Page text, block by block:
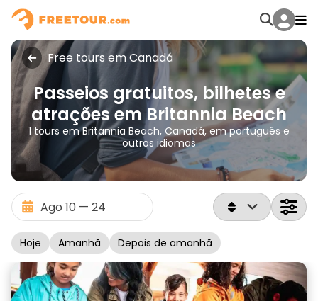
Free tours em Canadá
Passeios gratuitos, bilhetes e
atrações em Britannia Beach
1 tours em Britannia Beach, Canadá, em português e
outros idiomas
Hoje Amanhã Depois de amanhã